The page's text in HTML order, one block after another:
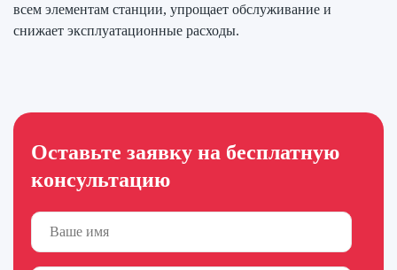
всем элементам станции, упрощает обслуживание и
снижает эксплуатационные расходы.
Оставьте заявку на бесплатную
консультацию